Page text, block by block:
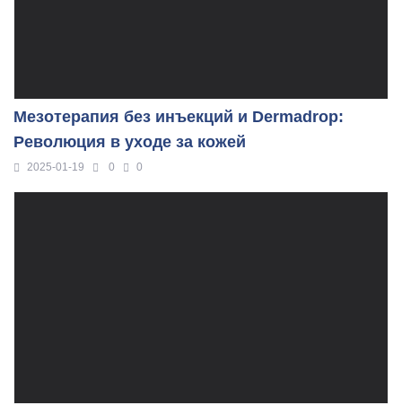
Мезотерапия без инъекций и Dermadrop:
Революция в уходе за кожей
2025-01-19 0 0